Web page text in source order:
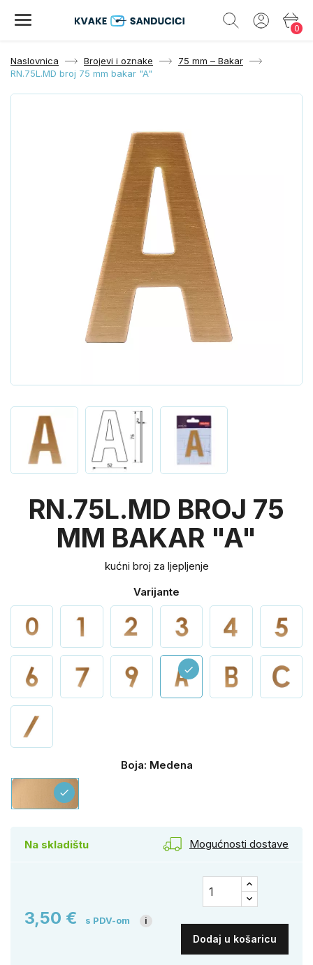
0
Naslovnica Brojevi i oznake
75 mm – Bakar
RN.75L.MD broj 75 mm bakar "A"
RN.75L.MD BROJ 75
MM BAKAR "A"
kućni broj za ljepljenje
Varijante
check
Boja: Medena
Medena
check
Na skladištu Mogućnosti dostave
3,50 € s PDV-om i
Dodaj u košaricu